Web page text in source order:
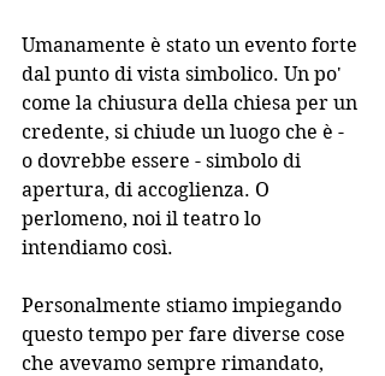
Umanamente è stato un evento forte
dal punto di vista simbolico. Un po'
come la chiusura della chiesa per un
credente, si chiude un luogo che è -
o dovrebbe essere - simbolo di
apertura, di accoglienza. O
perlomeno, noi il teatro lo
intendiamo così.
Personalmente stiamo impiegando
questo tempo per fare diverse cose
che avevamo sempre rimandato,